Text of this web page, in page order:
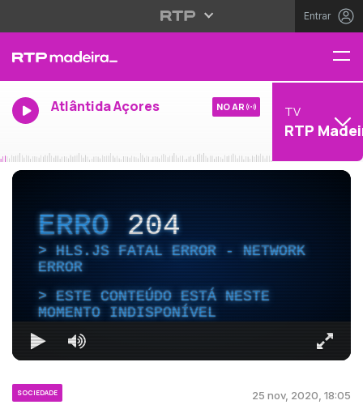
Entrar
Atlântida Açores NO AR TV
RTP
ERRO204
HLS.JS FATAL ERROR - NETWORK
ERROR
ESTE CONTEÚDO ESTÁ NESTE
MOMENTO INDISPONÍVEL
SOCIEDADE 25 nov, 2020, 18:05